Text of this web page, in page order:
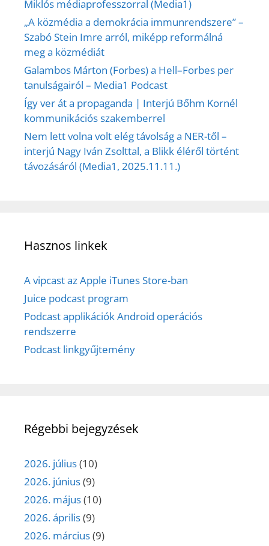
Miklós médiaprofesszorral (Media1)
„A közmédia a demokrácia immunrendszere” –
Szabó Stein Imre arról, miképp reformálná
meg a közmédiát
Galambos Márton (Forbes) a Hell–Forbes per
tanulságairól – Media1 Podcast
Így ver át a propaganda | Interjú Bőhm Kornél
kommunikációs szakemberrel
Nem lett volna volt elég távolság a NER-től –
interjú Nagy Iván Zsolttal, a Blikk éléről történt
távozásáról (Media1, 2025.11.11.)
Hasznos linkek
A vipcast az Apple iTunes Store-ban
Juice podcast program
Podcast applikációk Android operációs
rendszerre
Podcast linkgyűjtemény
Régebbi bejegyzések
2026. július(10)
2026. június(9)
2026. május(10)
2026. április(9)
2026. március(9)